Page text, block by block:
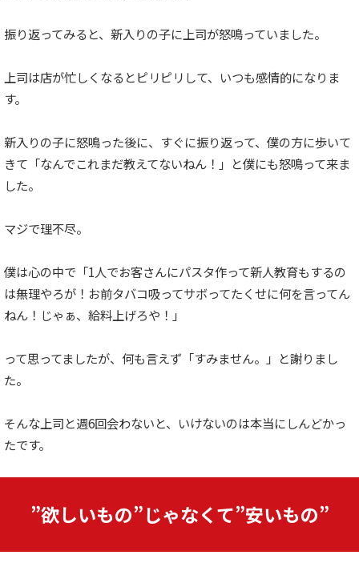
振り返ってみると、新入りの子に上司が怒鳴っていました。
上司は店が忙しくなるとピリピリして、いつも感情的になりま
す。
新入りの子に怒鳴った後に、すぐに振り返って、僕の方に歩いて
きて「なんでこれまだ教えてないねん！」と僕にも怒鳴って来ま
した。
マジで理不尽。
僕は心の中で「1人でお客さんにパスタ作って新人教育もするの
は無理やろが！お前タバコ吸ってサボってたくせに何を言ってん
ねん！じゃぁ、給料上げろや！」
って思ってましたが、何も言えず「すみません。」と謝りまし
た。
そんな上司と週6回会わないと、いけないのは本当にしんどかっ
たです。
”欲しいもの”じゃなくて”安いもの”